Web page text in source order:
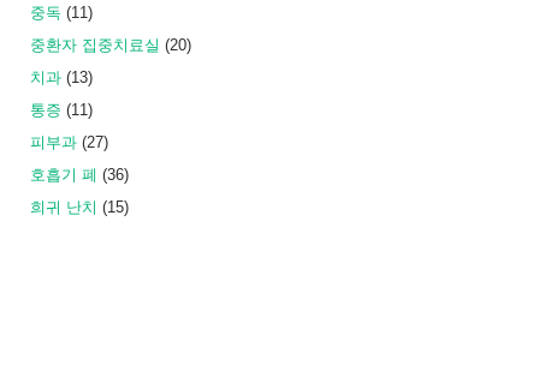
중독 (11)
중환자 집중치료실 (20)
치과 (13)
통증 (11)
피부과 (27)
호흡기 폐 (36)
희귀 난치 (15)